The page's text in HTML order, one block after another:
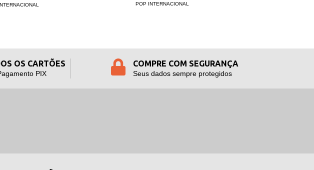
POP INTERNACIONAL
OS CARTÕES
PIX
COMPRE COM SEGURANÇA
Seus dados sempre protegidos